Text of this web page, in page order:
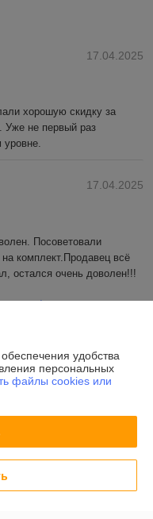
17.04.2025
хорошую скидку за
Уже не первый раз
уровне.
17.04.2025
Посоветовали
комплект.Продавец всё
остался очень доволен!!!
удобства
персональных
файлы cookies или